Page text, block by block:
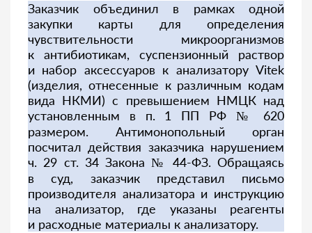
Заказчик объединил в рамках одной
закупки карты для определения
чувствительности микроорганизмов
к антибиотикам, суспензионный раствор
и набор аксессуаров к анализатору Vitek
(изделия, отнесенные к различным кодам
вида НКМИ) с превышением НМЦК над
установленным в п. 1 ПП РФ № 620
размером. Антимонопольный орган
посчитал действия заказчика нарушением
ч. 29 ст. 34 Закона № 44-ФЗ. Обращаясь
в суд, заказчик представил письмо
производителя анализатора и инструкцию
на анализатор, где указаны реагенты
и расходные материалы к анализатору.